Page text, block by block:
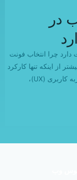
در
چرا انتخاب فونت
از اینکه تنها کارکرد
زیبایی‌شناسی داشته باشند، تأثیر مستقیمی بر تجربه کاربری (UX)،